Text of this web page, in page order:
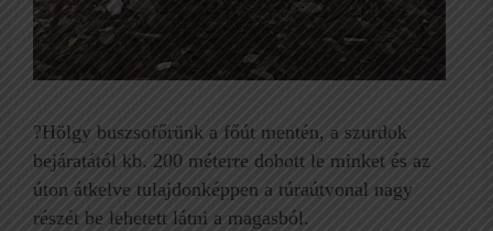
?Hölgy buszsofőrünk a főút mentén, a szurdok
bejáratától kb. 200 méterre dobott le minket és az
úton átkelve tulajdonképpen a túraútvonal nagy
részét be lehetett látni a magasból.